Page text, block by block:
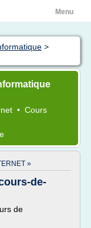
Menu
>
• Cours
»
de-
de